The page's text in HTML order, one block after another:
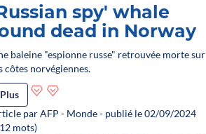
spy' whale
dead in Norway
baleine "espionne russe" retrouvée morte sur
côtes norvégiennes.
Plus
par AFP - Monde - publié le 02/09/2024
mots)